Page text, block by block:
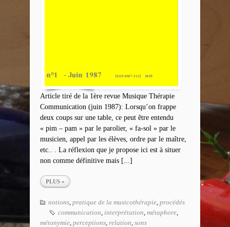
Article tiré de la 1ère revue Musique Thérapie
Communication (juin 1987): Lorsqu’on frappe
deux coups sur une table, ce peut être entendu
« pim – pam » par le parolier, « fa-sol » par le
musicien, appel par les élèves, ordre par le maître,
etc.. . La réflexion que je propose ici est à situer
non comme définitive mais [...]
PLUS »
notions pratique de la musicothérapie procédés
communication interprétation métaphore
métonymie perceptions relation sons